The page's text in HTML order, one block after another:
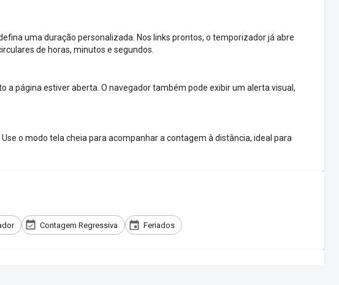
uma duração personalizada. Nos links prontos, o temporizador já abre
de horas, minutos e segundos.
página estiver aberta. O navegador também pode exibir um alerta visual,
o modo tela cheia para acompanhar a contagem à distância, ideal para
Contagem Regressiva Feriados